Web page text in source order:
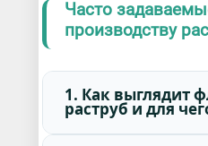
Часто
производству
1. Как выглядит
раструб и для